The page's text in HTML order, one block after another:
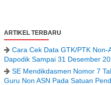
ARTIKEL TERBARU
Cara Cek Data GTK/PTK Non-
Dapodik Sampai 31 Desember
SE Mendikdasmen Nomor 7
Guru Non ASN Pada Satuan